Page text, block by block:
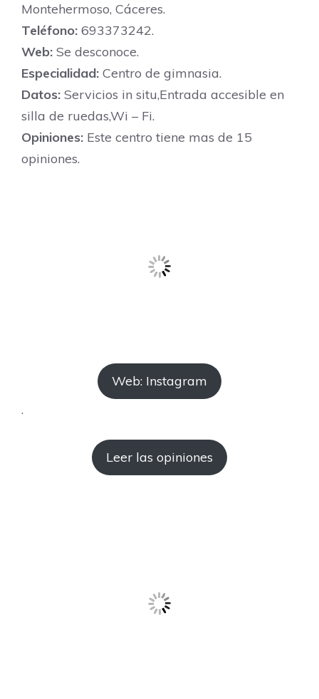
Montehermoso, Cáceres‎.
Teléfono: 693373242.
Web: Se desconoce.
Especialidad: Centro de gimnasia.
Datos: Servicios in situ,Entrada accesible en
silla de ruedas,Wi – Fi.
Opiniones: Este centro tiene mas de 15
opiniones.
Web: Instagram
.
Leer las opiniones